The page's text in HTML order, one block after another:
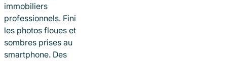
immobiliers
professionnels. Fini
les photos floues et
sombres prises au
smartphone. Des